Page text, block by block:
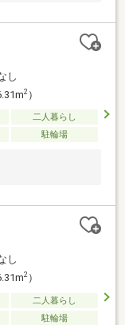
し
2）
二人暮らし
駐輪場
し
2）
二人暮らし
駐輪場